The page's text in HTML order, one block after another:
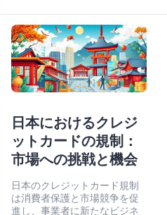
日本におけるクレジ
ットカードの規制：
市場への挑戦と機会
日本のクレジットカード規制
は消費者保護と市場競争を促
進し、事業者に新たなビジネ